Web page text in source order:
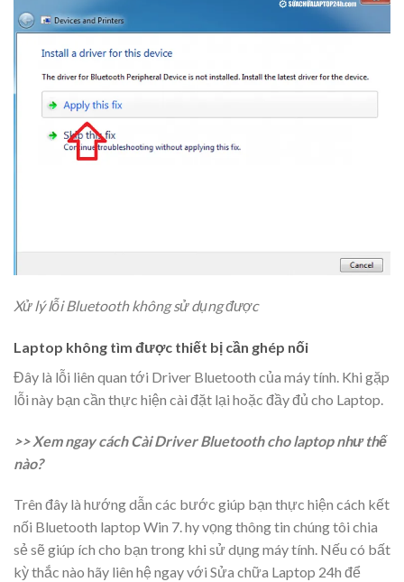
Xử lý lỗi Bluetooth không sử dụng được
Laptop không tìm được thiết bị cần ghép nối
Đây là lỗi liên quan tới Driver Bluetooth của máy tính. Khi gặp
lỗi này bạn cần thực hiện cài đặt lại hoặc đầy đủ cho Laptop.
>> Xem ngay cáchCài Driver Bluetooth cho laptop như thế
nào?
Trên đây là hướng dẫn các bước giúp bạn thực hiện cách kết
nối Bluetooth laptop Win 7. hy vọng thông tin chúng tôi chia
sẻ sẽ giúp ích cho bạn trong khi sử dụng máy tính. Nếu có bất
kỳ thắc nào hãy liên hệ ngay với Sửa chữa Laptop 24h để